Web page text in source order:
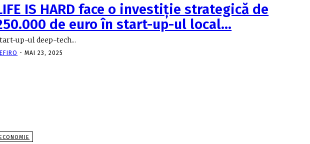
IS HARD face o investiţie strategică de
de euro în start-up-ul local…
up-ul deep-tech...
- MAI 23, 2025